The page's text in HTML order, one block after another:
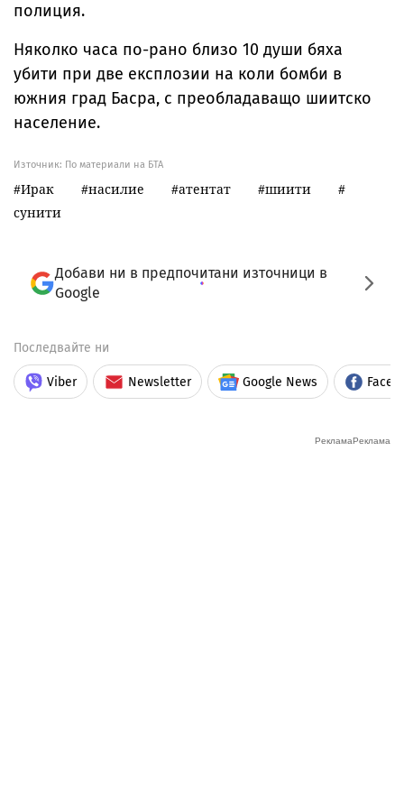
полиция.
Няколко часа по-рано близо 10 души бяха
убити при две експлозии на коли бомби в
южния град Басра, с преобладаващо шиитско
население.
Източник: По материали на БТА
Ирак насилие атентат
шиити
сунити
Добави ни в предпочитани източници в
Google
Последвайте ни
Viber Newsletter Google News